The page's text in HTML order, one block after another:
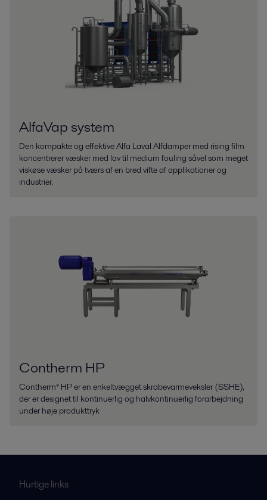
AlfaVap system
Den kompakte og effektive Alfa Laval Alfdamper med rising film
koncentrerer væsker med lav til medium fouling såvel som meget
viskøse væsker på tværs af en bred vifte af applikationer og
industrier.
Contherm HP
Contherm® HP er en enkeltvægget skrabevarmeveksler (SSHE),
der er designet til kontinuerlig og halvkontinuerlig forarbejdning
under høje produkttryk
Hurtige links